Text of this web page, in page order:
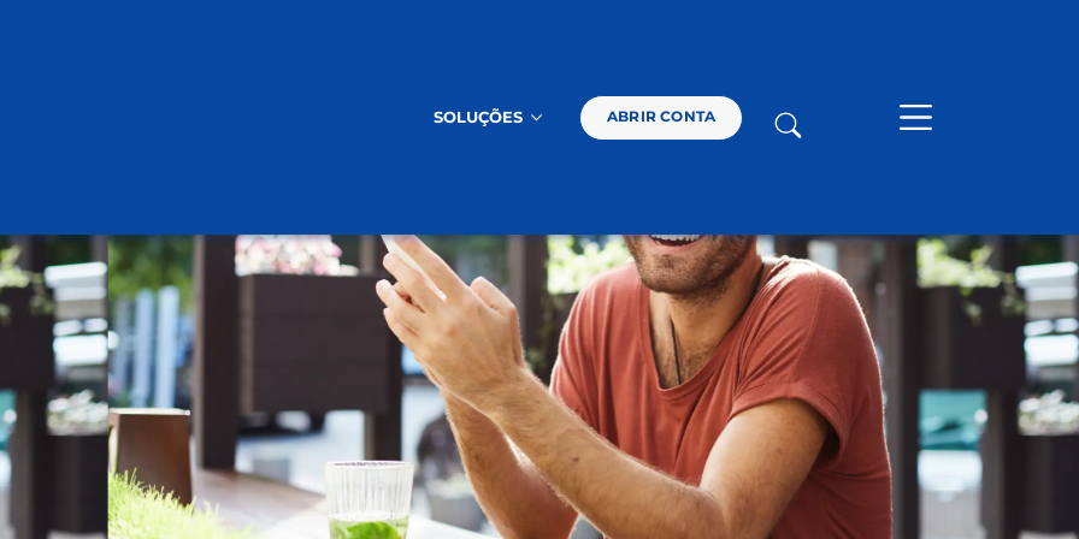
SOLUÇÕES ABRIR CONTA